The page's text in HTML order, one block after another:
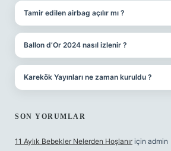
Tamir edilen airbag açılır mı ?
Ballon d’Or 2024 nasıl izlenir ?
Karekök Yayınları ne zaman kuruldu ?
SON YORUMLAR
11 Aylık Bebekler Nelerden Hoşlanır için admin